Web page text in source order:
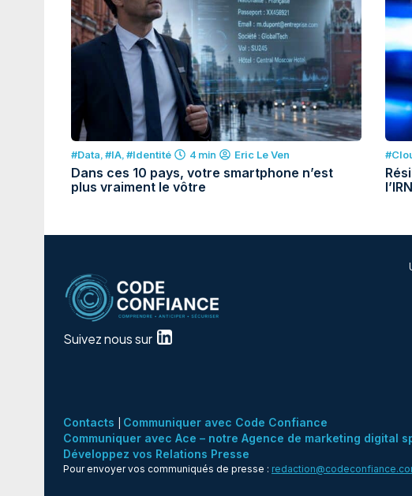
#Data,#IA,#Identité 4 min Eric Le Ven
Dans ces 10 pays, votre smartphone n’est
plus vraiment le vôtre
Suivez nous sur
Contacts
Communiquer avec Code Confiance
Communiquer avec Ace – notre Agence de marketing digital
Développez vos Relations Presse
Pour envoyer vos communiqués de presse :